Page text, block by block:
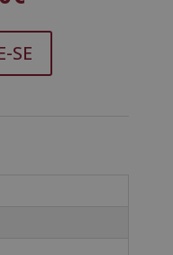
preço
atual
é:
420,00€.
SE